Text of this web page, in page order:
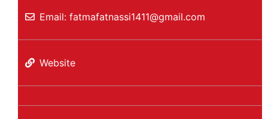
Email: fatmafatnassi1411@gmail.com
Website